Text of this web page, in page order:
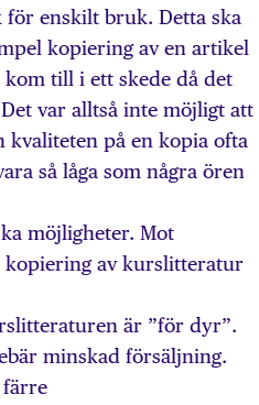
för enskilt bruk. Detta ska
kopiering av en artikel
till i ett skede då det
var alltså inte möjligt att
på en kopia ofta
så låga som några ören
möjligheter. Mot
kopiering av kurslitteratur
är ”för dyr”.
minskad försäljning.
färre